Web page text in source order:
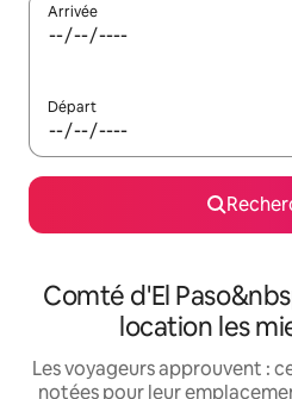
Arrivée
Départ
Comté d'El
location les
Les voyageurs approuvent :
notées pour leur